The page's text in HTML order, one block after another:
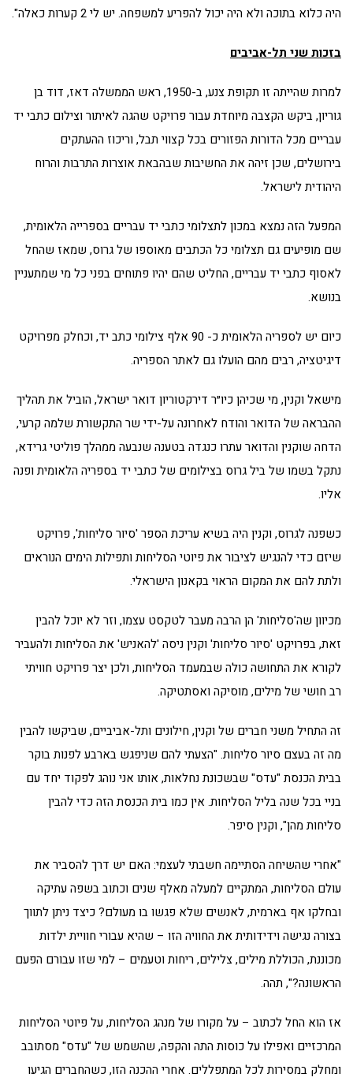
היה כלוא בתוכה ולא היה יכול להפריע למשפחה. יש לי 2 קערות כאלה".
בזכות שני תל-אביבים
למרות שהייתה זו תקופת צנע, ב-1950, ראש הממשלה דאז, דוד בן
גוריון, ביקש הקצבה מיוחדת עבור פרויקט שהגה לאיתור וצילום כתבי יד
עבריים מכל הדורות הפזורים בכל קצווי תבל, וריכוז ההעתקים
בירושלים, שכן זיהה את החשיבות שבהבאת אוצרות התרבות והרוח
היהודית לישראל.
המפעל הזה נמצא במכון לתצלומי כתבי יד עבריים בספרייה הלאומית,
שם מופיעים גם תצלומי כל הכתבים מאוספו של גרוס, שמאז שהחל
לאסוף כתבי יד עבריים, החליט שהם יהיו פתוחים בפני כל מי שמתעניין
בנושא.
כיום יש לספריה הלאומית כ- 90 אלף צילומי כתב יד, וכחלק מפרויקט
דיגיטציה, רבים מהם הועלו גם לאתר הספריה.
מישאל וקנין, מי שכיהן כיו״ר דירקטוריון דואר ישראל, הוביל את תהליך
ההבראה של הדואר והודח לאחרונה על-ידי שר התקשורת שלמה קרעי,
הדחה שוקנין והדואר עתרו כנגדה בטענה שנבעה ממהלך פוליטי גרידא,
נתקל בשמו של ביל גרוס בצילומים של כתבי יד בספריה הלאומית ופנה
אליו.
כשפנה לגרוס, וקנין היה בשיא עריכת הספר 'סיור סליחות', פרויקט
שיזם כדי להנגיש לציבור את פיוטי הסליחות ותפילות הימים הנוראים
ולתת להם את המקום הראוי בקאנון הישראלי.
מכיוון שה'סליחות' הן הרבה מעבר לטקסט עצמו, וזר לא יוכל להבין
זאת, בפרויקט 'סיור סליחות' וקנין ניסה 'להאניש' את הסליחות ולהעביר
לקורא את התחושה כולה שבמעמד הסליחות, ולכן יצר פרויקט חוויתי
רב חושי של מילים, מוסיקה ואסתטיקה.
זה התחיל משני חברים של וקנין, חילונים ותל-אביביים, שביקשו להבין
מה זה בעצם סיור סליחות. "הצעתי להם שניפגש בארבע לפנות בוקר
בבית הכנסת "עדס" שבשכונת נחלאות, אותו אני נוהג לפקוד יחד עם
בניי בכל שנה בליל הסליחות. אין כמו בית הכנסת הזה כדי להבין
סליחות מהן", וקנין סיפר.
"אחרי שהשיחה הסתיימה חשבתי לעצמי: האם יש דרך להסביר את
עולם הסליחות, המתקיים למעלה מאלף שנים וכתוב בשפה עתיקה
ובחלקו אף בארמית, לאנשים שלא פגשו בו מעולם? כיצד ניתן לתווך
בצורה נגישה וידידותית את החוויה הזו – שהיא עבורי חוויית ילדות
מכוננת, הכוללת מילים, צלילים, ריחות וטעמים – למי שזו עבורם הפעם
הראשונה?", תהה.
אז הוא החל לכתוב – על מקורו של מנהג הסליחות, על פיוטי הסליחות
המרכזיים ואפילו על כוסות התה והקפה, שהשמש של "עדס" מסתובב
ומחלק במסירות לכל המתפללים. אחרי ההכנה הזו, כשהחברים הגיעו